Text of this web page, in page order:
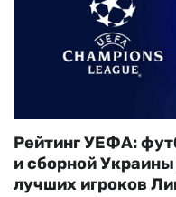
Рейтинг УЕФА:
и сборной
лучших игроков